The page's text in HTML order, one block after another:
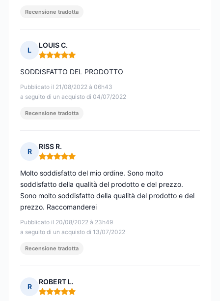
Recensione tradotta
L
LOUIS C.
Nota: 5 su 5
Pubblicato il 21/08/2022 à 06h43
a seguito di un acquisto di 04/07/2022
SODDISFATTO DEL PRODOTTO
Recensione tradotta
R
RISS R.
Nota: 5 su 5
Pubblicato il 20/08/2022 à 23h49
a seguito di un acquisto di 13/07/2022
Molto soddisfatto del mio ordine. Sono molto
soddisfatto della qualità del prodotto e del prezzo.
Sono molto soddisfatto della qualità del prodotto e del
prezzo. Raccomanderei
Recensione tradotta
R
ROBERT L.
Nota: 5 su 5